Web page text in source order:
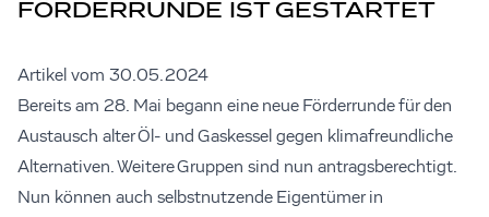
FÖRDERRUNDE IST GESTARTET
Artikel vom 30.05.2024
Bereits am 28. Mai begann eine neue Förderrunde für den
Austausch alter Öl- und Gaskessel gegen klimafreundliche
Alternativen. Weitere Gruppen sind nun antragsberechtigt.
Nun können auch selbstnutzende Eigentümer in